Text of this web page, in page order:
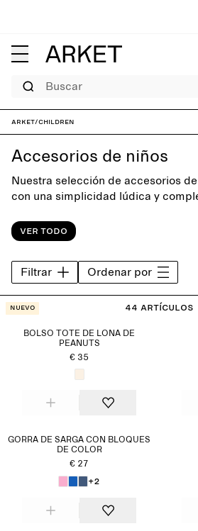
Buscar
ARKET/Children
Accesorios de niños
Nuestra selección de accesorios
con una simplicidad lúdica y
como zapatos, sombreros, gorras,
y accesorios para el cabello.
Ver todo
Filtrar Ordenar por
44 artículos
Nuevo
BOLSO TOTE DE LONA DE
PEANUTS
€ 35
GORRA DE SARGA CON BLOQUES
DE COLOR
€ 27
+2